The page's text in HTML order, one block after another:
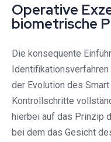
Operative
biometrische
Die konsequente
der Evolution des
Kontrollschritte
hierbei auf das Prinzip
bei dem das Gesicht